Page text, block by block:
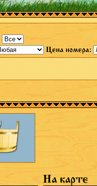
Цена номера:
На карте